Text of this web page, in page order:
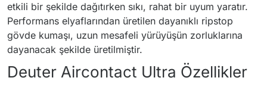
etkili bir şekilde dağıtırken sıkı, rahat bir uyum yaratır.
Performans elyaflarından üretilen dayanıklı ripstop
gövde kumaşı, uzun mesafeli yürüyüşün zorluklarına
dayanacak şekilde üretilmiştir.
Deuter Aircontact Ultra Özellikler